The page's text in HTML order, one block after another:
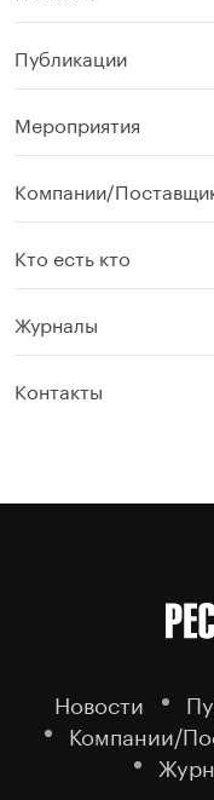
Публикации
Мероприятия
Компании/
Кто есть кто
Журналы
Контакты
Новости
Компании/